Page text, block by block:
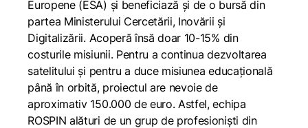
Europene (ESA) și beneficiază și de o bursă din
partea Ministerului Cercetării, Inovării și
Digitalizării. Acoperă însă doar 10-15% din
costurile misiunii. Pentru a continua dezvoltarea
satelitului și pentru a duce misiunea educațională
până în orbită, proiectul are nevoie de
aproximativ 150.000 de euro. Astfel, echipa
ROSPIN alături de un grup de profesioniști din